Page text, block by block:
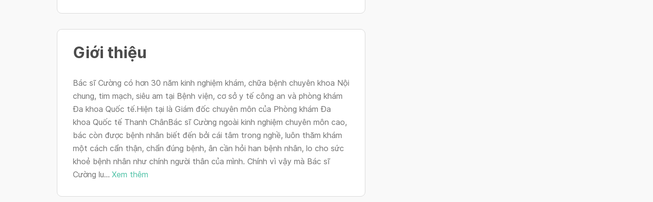
Giới thiệu
Bác sĩ Cường có hơn 30 năm kinh nghiệm khám, chữa bệnh chuyên khoa Nội
chung, tim mạch, siêu am tại Bệnh viện, cơ sở y tế công an và phòng khám
Đa khoa Quốc tế.Hiện tại là Giám đốc chuyên môn của Phòng khám Đa
khoa Quốc tế Thanh ChânBác sĩ Cường ngoài kinh nghiệm chuyên môn cao,
bác còn được bệnh nhân biết đến bởi cái tâm trong nghề, luôn thăm khám
một cách cẩn thận, chẩn đúng bệnh, ân cần hỏi han bệnh nhân, lo cho sức
khoẻ bệnh nhân như chính người thân của mình. Chính vì vậy mà Bác sĩ
Cường lu... Xem thêm